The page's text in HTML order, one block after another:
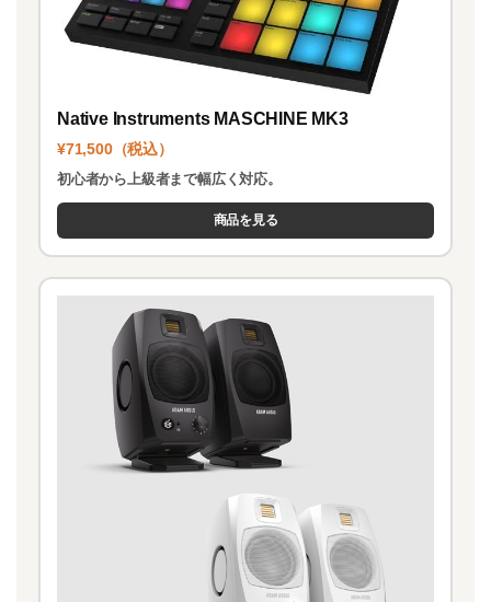
Native Instruments MASCHINE MK3
¥71,500（税込）
初心者から上級者まで幅広く対応。
商品を見る